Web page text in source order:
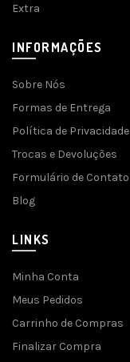
Extra
INFORMAÇÕES
Sobre Nós
Formas de Entrega
Política de Privacidade
Trocas e Devoluções
Formulário de Contato
Blog
LINKS
Minha Conta
Meus Pedidos
Carrinho de Compras
Finalizar Compra